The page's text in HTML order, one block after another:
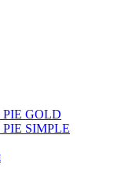
PIE GOLD
PIE SIMPLE